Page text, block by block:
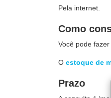
Pela internet.
Como
Você pode
O estoque de
Prazo